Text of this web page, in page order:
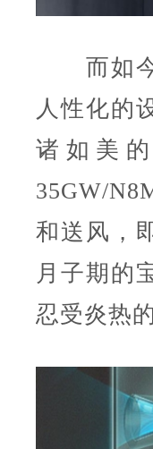
而如今
人性化的
诸如美的
35GW/
和送风，
月子期的
忍受炎热